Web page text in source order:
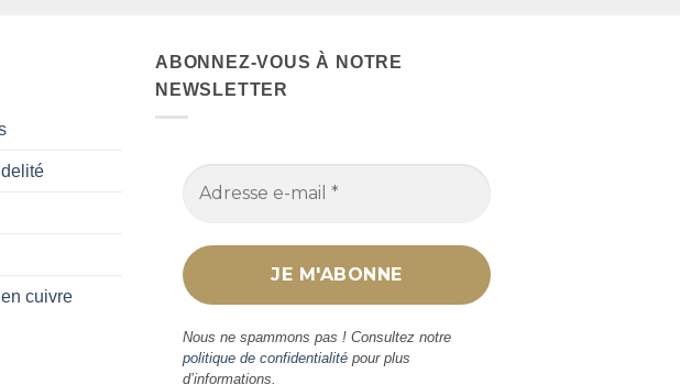
cuivre
ABONNEZ-VOUS À NOTRE
NEWSLETTER
Nous ne spammons pas ! Consultez notre
politique de confidentialité pour plus
d’informations.